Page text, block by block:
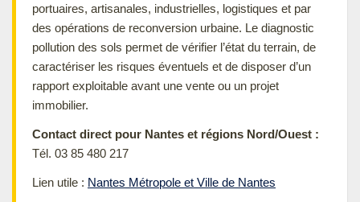
portuaires, artisanales, industrielles, logistiques et par
des opérations de reconversion urbaine. Le diagnostic
pollution des sols permet de vérifier l’état du terrain, de
caractériser les risques éventuels et de disposer d’un
rapport exploitable avant une vente ou un projet
immobilier.
Contact direct pour Nantes et régions Nord/Ouest :
Tél. 03 85 480 217
Lien utile : Nantes Métropole et Ville de Nantes